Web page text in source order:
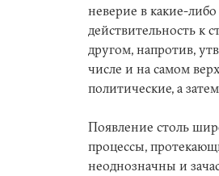
неверие в какие-
действительность к
другом, напротив,
числе и на самом
политические, а
Появление столь
процессы,
неоднозначны и